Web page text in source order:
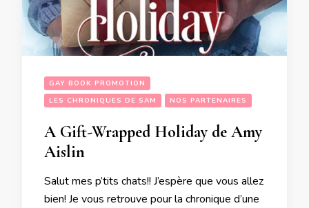
GAY BOOK PROMOTION
LES CHRONIQUES DE SAM
NOS PARTENAIRES
A Gift-Wrapped Holiday de Amy
Aislin
Salut mes p’tits chats!! J’espère que vous allez
bien! Je vous retrouve pour la chronique d’une